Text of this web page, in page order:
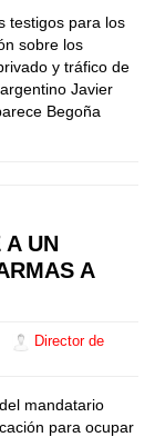
testigos para los
sobre los
y tráfico de
Javier
Begoña
A UN
A
Director de
mandatario
para ocupar